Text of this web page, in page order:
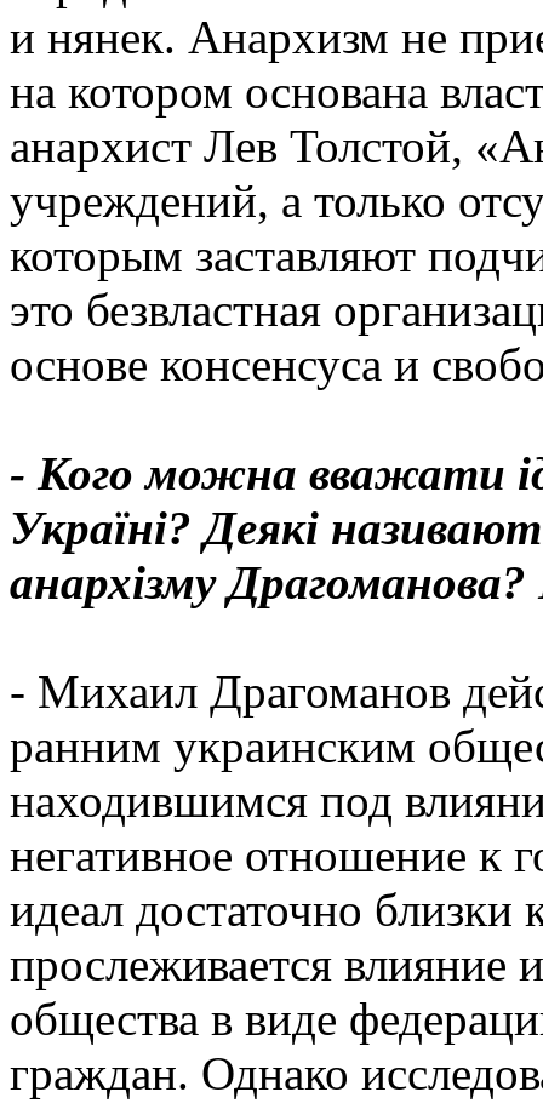
и нянек. Анархизм не
на котором основана
анархист Лев Толстой,
учреждений, а только
которым заставляют
это безвластная
основе консенсуса и
- Кого можна вважати
Україні? Деякі
анархізму
- Михаил Драгоманов
ранним украинским
находившимся под
негативное отношение к
идеал достаточно
прослеживается влияние
общества в виде
граждан. Однако